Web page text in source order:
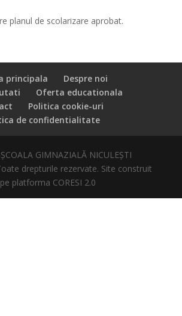
planul de scolarizare aprobat.
principala
Despre noi
Oferta educationala
Politica cookie-uri
de confidentialitate
GIMNAZIALĂ NICULEȘTI
drepturile rezervate. Site construit
pe platforma CORESI 2.0